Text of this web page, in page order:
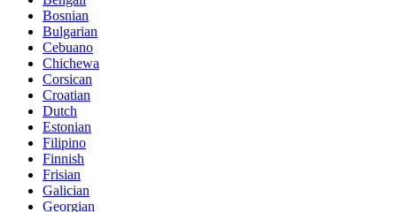
Bosnian
Bulgarian
Cebuano
Chichewa
Corsican
Croatian
Dutch
Estonian
Filipino
Finnish
Frisian
Galician
Georgian